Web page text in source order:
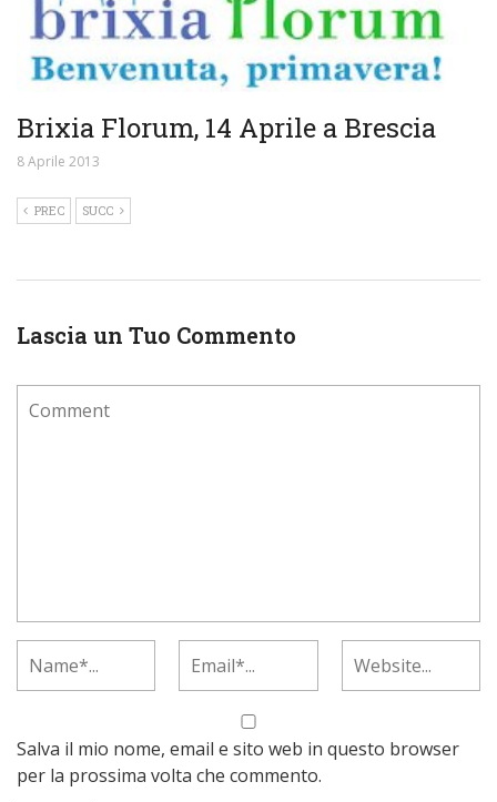
Brixia Florum, 14 Aprile a Brescia
8 Aprile 2013
PREC SUCC
Lascia un Tuo Commento
Salva il mio nome, email e sito web in questo browser
per la prossima volta che commento.